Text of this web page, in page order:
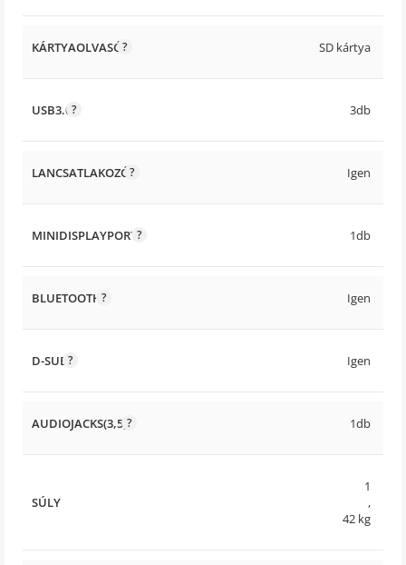
KÁRTYAOLVASÓ SD kártya
USB3.0 3db
LANCSATLAKOZÓ Igen
MINIDISPLAYPORT 1db
BLUETOOTH Igen
D-SUB Igen
AUDIOJACKS(3,5) 1db
SÚLY
1
,
42 kg